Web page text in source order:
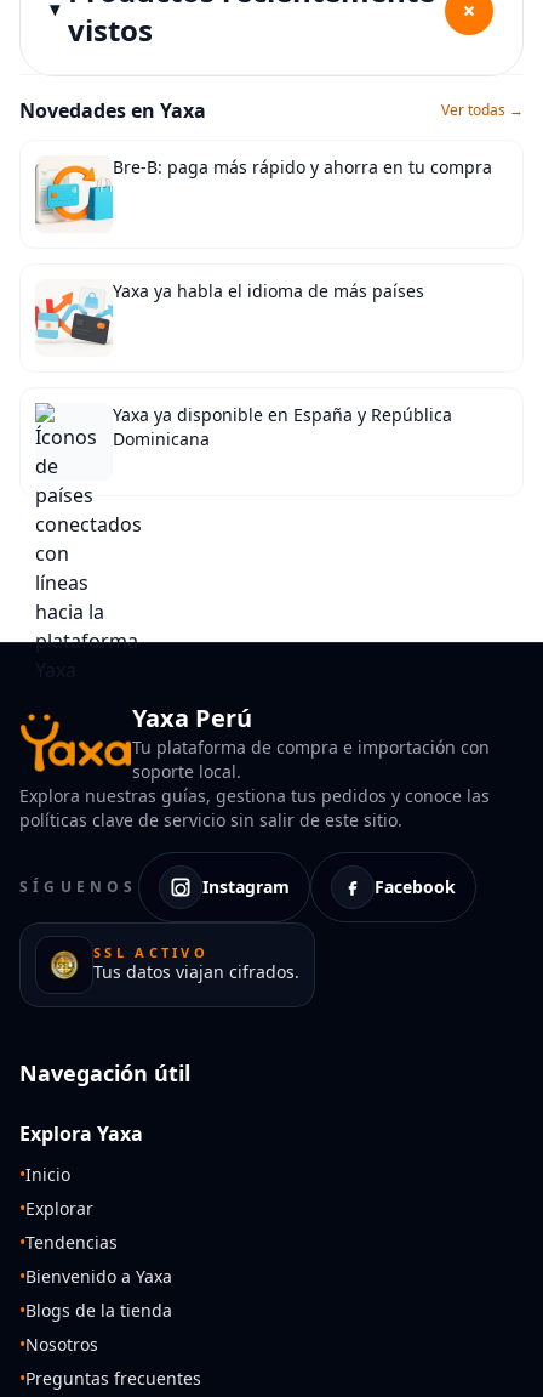
vistos
+
Novedades en Yaxa Ver todas →
Bre-B: paga más rápido y ahorra en tu compra
Yaxa ya habla el idioma de más países
Yaxa ya disponible en España y República
Dominicana
Yaxa Perú
Tu plataforma de compra e importación con
soporte local.
Explora nuestras guías, gestiona tus pedidos y conoce las
políticas clave de servicio sin salir de este sitio.
SÍGUENOS Instagram Facebook
SSL ACTIVO
Tus datos viajan cifrados.
Navegación útil
Explora Yaxa
•Inicio
•Explorar
•Tendencias
•Bienvenido a Yaxa
•Blogs de la tienda
•Nosotros
•Preguntas frecuentes